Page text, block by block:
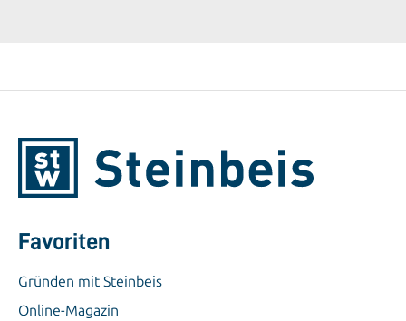
Favoriten
Gründen mit Steinbeis
Online-Magazin